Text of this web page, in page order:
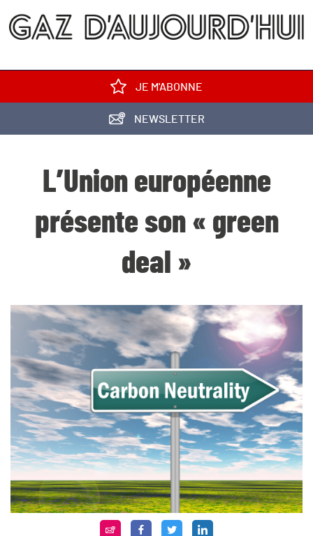
JE M'ABONNE
NEWSLETTER
L’Union européenne
présente son « green
deal »